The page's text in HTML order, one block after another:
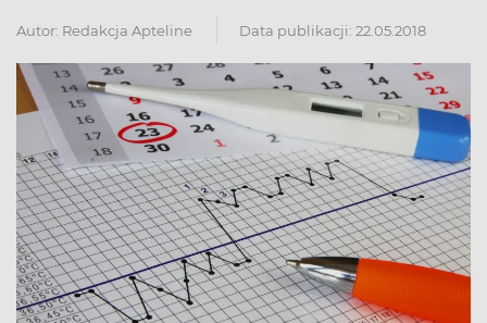
Autor: Redakcja Apteline Data publikacji: 22.05.2018